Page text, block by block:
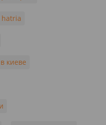
hatria
киеве